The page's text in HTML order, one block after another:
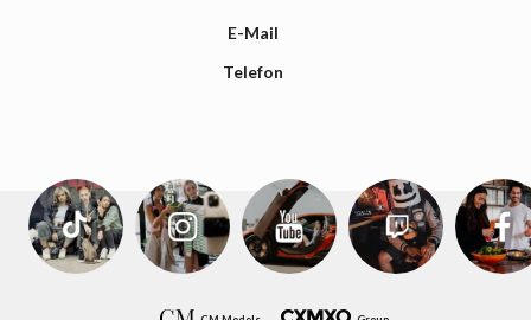
E-Mail
Telefon